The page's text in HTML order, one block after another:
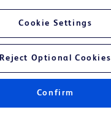
Cookie Settings
Reject Optional Cookies
Confirm